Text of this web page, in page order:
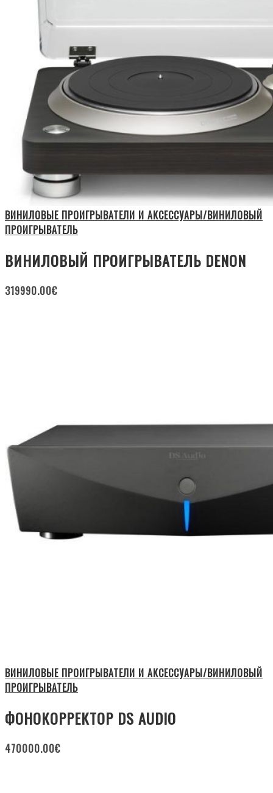
ВИНИЛОВЫЕ ПРОИГРЫВАТЕЛИ И АКСЕССУАРЫ/ВИНИЛОВЫЙ
ПРОИГРЫВАТЕЛЬ
ВИНИЛОВЫЙ ПРОИГРЫВАТЕЛЬ DENON
319990.00€
ВИНИЛОВЫЕ ПРОИГРЫВАТЕЛИ И АКСЕССУАРЫ/ВИНИЛОВЫЙ
ПРОИГРЫВАТЕЛЬ
ФОНОКОРРЕКТОР DS AUDIO
470000.00€